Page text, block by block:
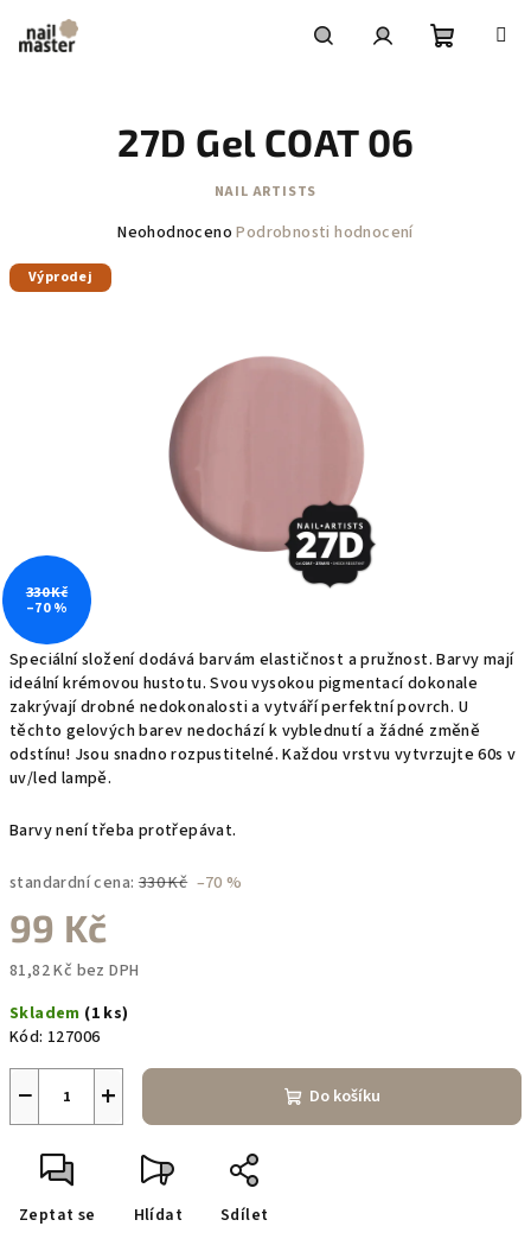
obsah
Speciální složení dodává barvám elastičnost a pružnost. Barvy mají
ideální krémovou hustotu. Svou vysokou pigmentací dokonale
zakrývají drobné nedokonalosti a vytváří perfektní povrch. U
těchto gelových barev nedochází k vyblednutí a žádné změně
odstínu! Jsou snadno rozpustitelné. Každou vrstvu vytvrzujte 60s v
uv/led lampě.
Barvy není třeba protřepávat.
standardní cena: 330 Kč –70 %
99 Kč
81,82 Kč bez DPH
cena:
Skladem (1 ks)
Kód: 127006
+
− Do košíku
Zeptat se Hlídat Sdílet
27D Gel COAT 06
NAIL ARTISTS
Průměrné
hvězdiček.
Neohodnoceno Podrobnosti hodnocení
Výprodej
330 Kč
–70 %